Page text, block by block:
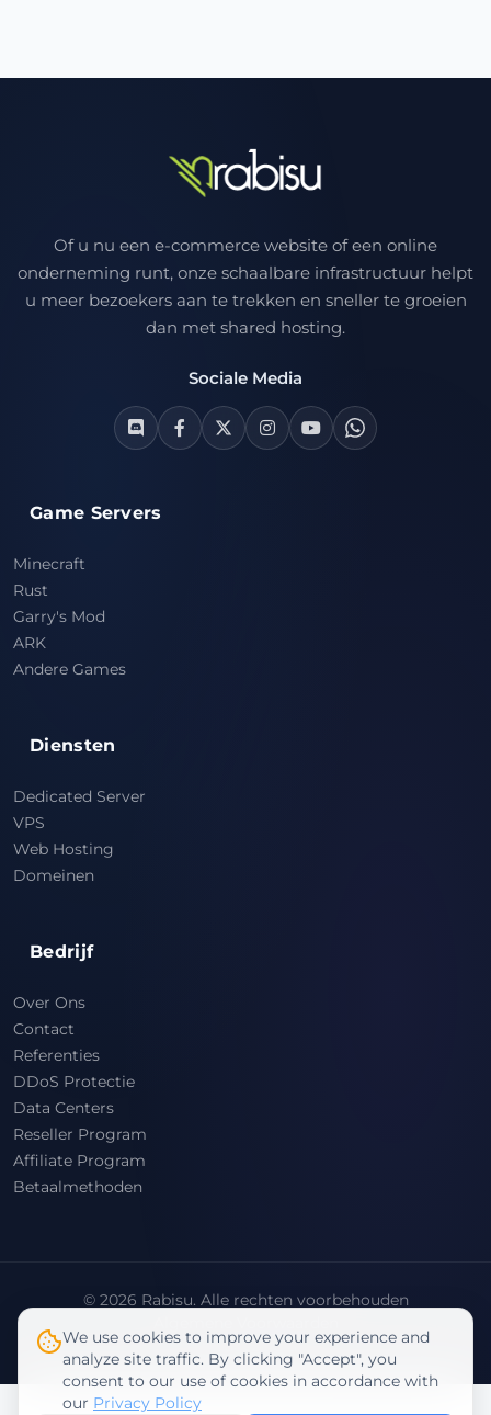
Of u nu een e-commerce website of een online
onderneming runt, onze schaalbare infrastructuur helpt
u meer bezoekers aan te trekken en sneller te groeien
dan met shared hosting.
Sociale Media
Game Servers
Minecraft
Rust
Garry's Mod
ARK
Andere Games
Diensten
Dedicated Server
VPS
Web Hosting
Domeinen
Bedrijf
Over Ons
Contact
Referenties
DDoS Protectie
Data Centers
Reseller Program
Affiliate Program
Betaalmethoden
© 2026 Rabisu. Alle rechten voorbehouden
Privacybeleid
We use cookies to improve your experience and
analyze site traffic. By clicking "Accept", you
consent to our use of cookies in accordance with
our Privacy Policy